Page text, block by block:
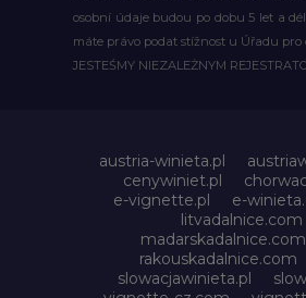
osobní údaje budou po dobu 5 let a
máte právo podat stížnost u Úřadu
JESTEŚMY NIEZALEŻNYM
austria-winieta.pl
cenywiniet.pl
e-vignette.pl
e-
litvadalnice.com
madarskadalnice.com
rakouskadalnice.com
slowacjawinieta.pl